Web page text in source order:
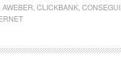
AWEBER CLICKBANK